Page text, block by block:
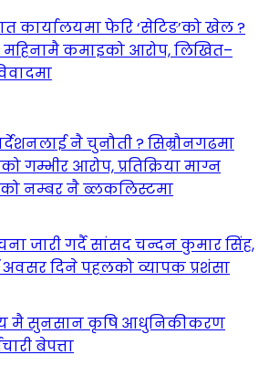
कार्यालयमा फेरि ‘सेटिङ’को खेल ?
कमाइको आरोप, लिखित–
नै चुनौती ? सिम्रौनगढमा
गम्भीर आरोप, प्रतिक्रिया माग्न
नम्बर नै ब्लकलिस्टमा
जारी गर्दै सांसद चन्दन कुमार सिंह,
अवसर दिने पहलको व्यापक प्रशंसा
मै सुनसान कृषि आधुनिकीकरण
बेपत्ता